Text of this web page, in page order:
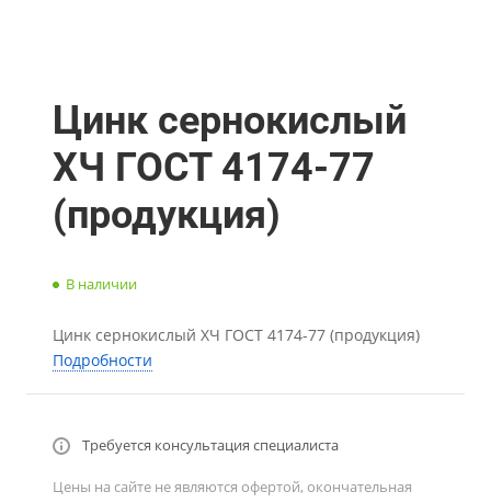
Цинк сернокислый
ХЧ ГОСТ 4174-77
(продукция)
В наличии
Цинк сернокислый ХЧ ГОСТ 4174-77 (продукция)
Подробности
Требуется консультация специалиста
Цены на сайте не являются офертой, окончательная